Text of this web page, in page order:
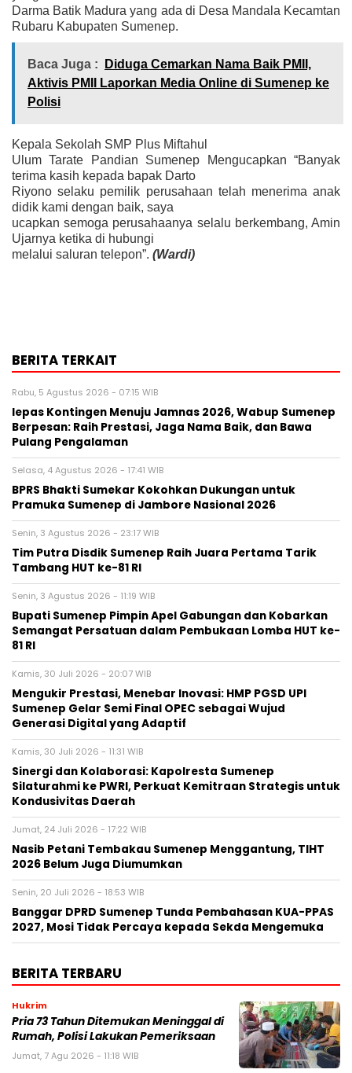
Darma Batik Madura yang ada di Desa Mandala Kecamtan
Rubaru Kabupaten Sumenep.
Baca Juga :
Diduga Cemarkan Nama Baik PMII,
Aktivis PMII Laporkan Media Online di Sumenep ke
Polisi
Kepala Sekolah SMP Plus Miftahul
Ulum Tarate Pandian Sumenep Mengucapkan “Banyak
terima kasih kepada bapak Darto
Riyono selaku pemilik perusahaan telah menerima anak
didik kami dengan baik, saya
ucapkan semoga perusahaanya selalu berkembang, Amin
Ujarnya ketika di hubungi
melalui saluran telepon”. (Wardi)
BERITA TERKAIT
Rabu, 5 Agustus 2026 - 07:15 WIB
lepas Kontingen Menuju Jamnas 2026, Wabup Sumenep
Berpesan: Raih Prestasi, Jaga Nama Baik, dan Bawa
Pulang Pengalaman
Selasa, 4 Agustus 2026 - 17:41 WIB
BPRS Bhakti Sumekar Kokohkan Dukungan untuk
Pramuka Sumenep di Jambore Nasional 2026
Senin, 3 Agustus 2026 - 23:17 WIB
Tim Putra Disdik Sumenep Raih Juara Pertama Tarik
Tambang HUT ke-81 RI
Senin, 3 Agustus 2026 - 11:19 WIB
Bupati Sumenep Pimpin Apel Gabungan dan Kobarkan
Semangat Persatuan dalam Pembukaan Lomba HUT ke-
81 RI
Kamis, 30 Juli 2026 - 20:07 WIB
Mengukir Prestasi, Menebar Inovasi: HMP PGSD UPI
Sumenep Gelar Semi Final OPEC sebagai Wujud
Generasi Digital yang Adaptif
Kamis, 30 Juli 2026 - 11:31 WIB
Sinergi dan Kolaborasi: Kapolresta Sumenep
Silaturahmi ke PWRI, Perkuat Kemitraan Strategis untuk
Kondusivitas Daerah
Jumat, 24 Juli 2026 - 17:22 WIB
Nasib Petani Tembakau Sumenep Menggantung, TIHT
2026 Belum Juga Diumumkan
Senin, 20 Juli 2026 - 18:53 WIB
Banggar DPRD Sumenep Tunda Pembahasan KUA-PPAS
2027, Mosi Tidak Percaya kepada Sekda Mengemuka
BERITA TERBARU
Hukrim
Pria 73 Tahun Ditemukan Meninggal di
Rumah, Polisi Lakukan Pemeriksaan
Jumat, 7 Agu 2026 - 11:18 WIB